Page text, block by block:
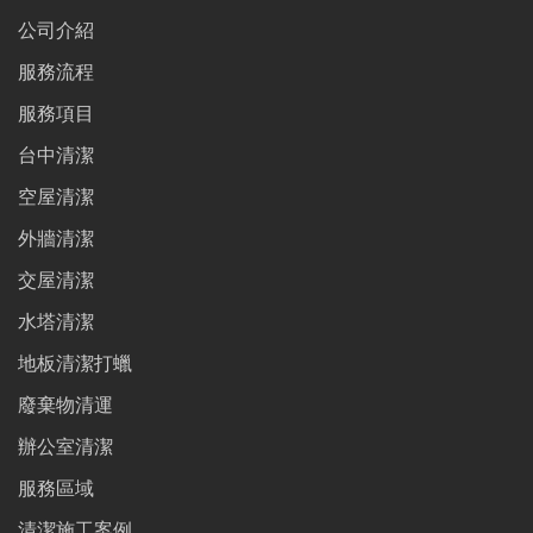
公司介紹
服務流程
服務項目
台中清潔
空屋清潔
外牆清潔
交屋清潔
水塔清潔
地板清潔打蠟
廢棄物清運
辦公室清潔
服務區域